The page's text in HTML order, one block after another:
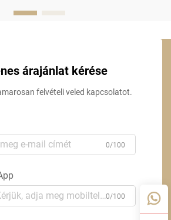
árajánlat kérése
felvételi veled kapcsolatot.
0/100
0/100